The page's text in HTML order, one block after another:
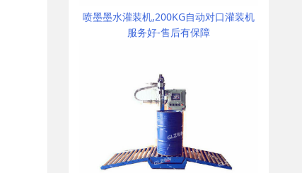
喷墨墨水灌装机,200KG自动对口灌装机
服务好-售后有保障